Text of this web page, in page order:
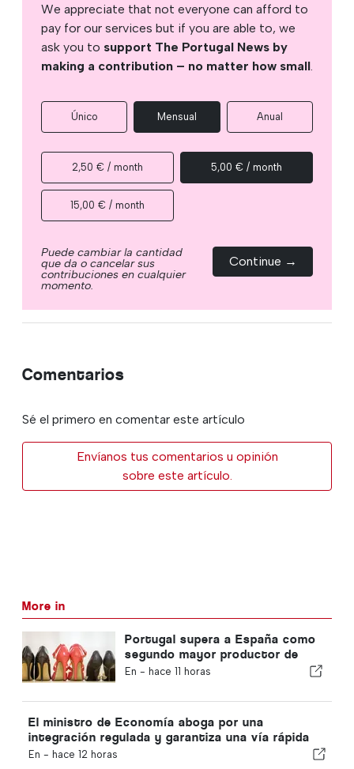
We appreciate that not everyone can afford to
pay for our services but if you are able to, we
ask you to support The Portugal News by
making a contribution – no matter how small.
Único Mensual Anual
2,50 € / month 5,00 € / month
15,00 € / month
Puede cambiar la cantidad
que da o cancelar sus
contribuciones en cualquier
momento.
Continue →
Comentarios
Sé el primero en comentar este artículo
Envíanos tus comentarios u opinión
sobre este artículo.
More in
Portugal supera a España como
segundo mayor productor de
calzado de Europa
En - hace 11 horas
El ministro de Economía aboga por una
integración regulada y garantiza una vía rápida
para los inmigrantes
En - hace 12 horas